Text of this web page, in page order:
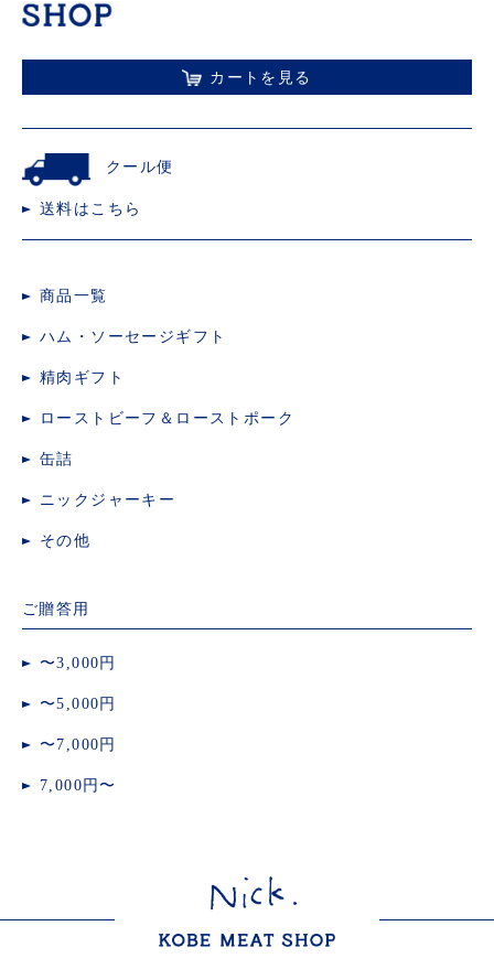
カートを見る
クール便
送料はこちら
商品一覧
ハム・ソーセージギフト
精肉ギフト
ローストビーフ＆ローストポーク
缶詰
ニックジャーキー
その他
ご贈答用
〜3,000円
〜5,000円
〜7,000円
7,000円〜